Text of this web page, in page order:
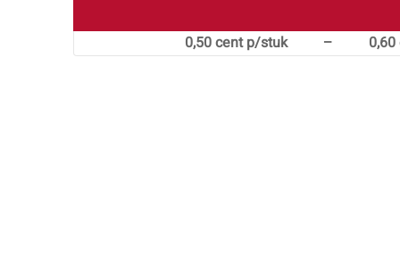
0,50 cent p/stuk – 0,60